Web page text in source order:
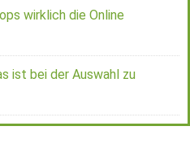
wirklich die Online
ist bei der Auswahl zu